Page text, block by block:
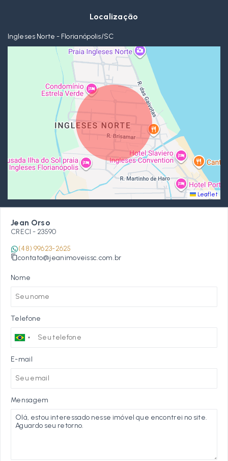
Localização
Ingleses Norte - Florianópolis/SC
Leaflet
Jean Orso
CRECI - 23590
(48) 99623-2625
contato@jeanimoveissc.com.br
Nome
Telefone
E-mail
Mensagem